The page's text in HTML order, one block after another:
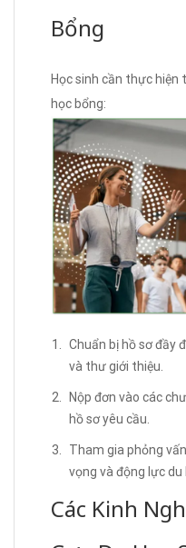
Bổng
Học sinh cần thực hiện
học bổng:
Chuẩn bị hồ sơ đầy
và thư giới thiệu.
Nộp đơn vào các
hồ sơ yêu cầu.
Tham gia phỏng
vọng và động lực du
Các Kinh